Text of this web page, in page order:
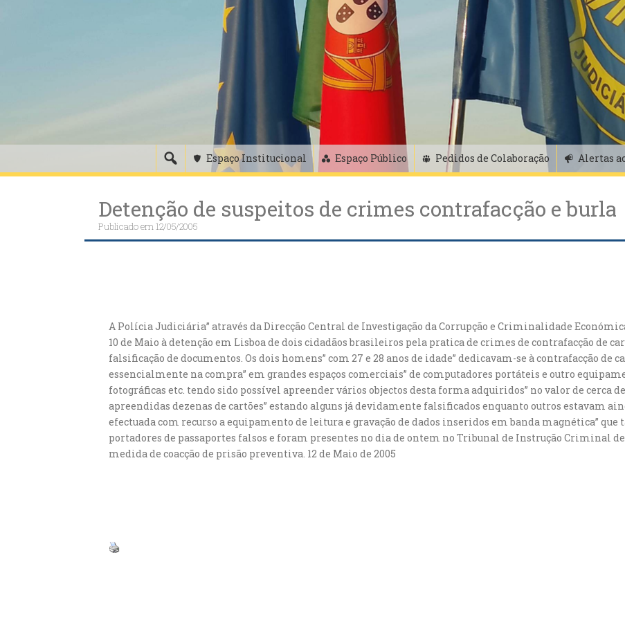
Espaço Institucional Espaço Público Pedidos de Colaboração Alertas
Detenção de suspeitos de crimes contrafacção e burla
Publicado em12/05/2005
A Polícia Judiciária” através da Direcção Central de Investigação da Corrupção e Criminalidade
10 de Maio à detenção em Lisboa de dois cidadãos brasileiros pela pratica de crimes de contrafacção de
falsificação de documentos. Os dois homens” com 27 e 28 anos de idade” dedicavam-se à contrafacção
essencialmente na compra” em grandes espaços comerciais” de computadores portáteis e outro
fotográficas etc. tendo sido possível apreender vários objectos desta forma adquiridos” no valor de cerca
apreendidas dezenas de cartões” estando alguns já devidamente falsificados enquanto outros estavam
efectuada com recurso a equipamento de leitura e gravação de dados inseridos em banda magnética”
portadores de passaportes falsos e foram presentes no dia de ontem no Tribunal de Instrução Criminal
medida de coacção de prisão preventiva. 12 de Maio de 2005